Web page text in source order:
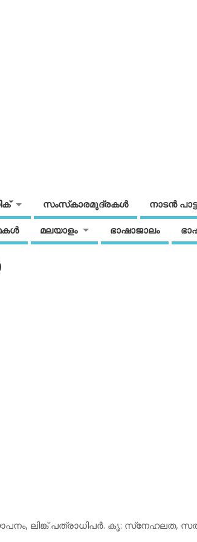
സംസ്‌കാരമുദ്രകള്‍ നാടന്‍
മലയാളം ഭാഷാജാലം
ലിങ്ക് പത്രാധിപര്‍. കൃ: സ്‌നേഹലത,